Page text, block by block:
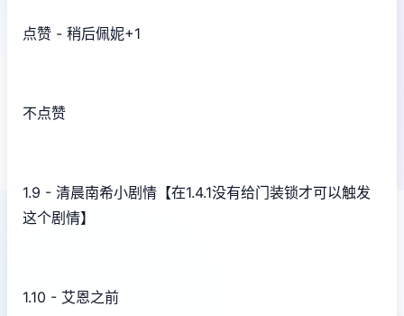
点赞 - 稍后佩妮+1
不点赞
1.9 - 清晨南希小剧情【在1.4.1没有给门装锁才可以触发
这个剧情】
1.10 - 艾恩之前